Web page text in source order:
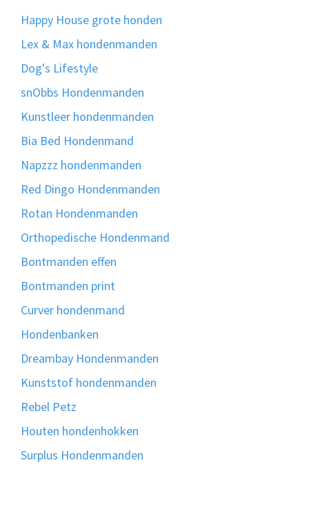
Happy House grote honden
Lex & Max hondenmanden
Dog's Lifestyle
snObbs Hondenmanden
Kunstleer hondenmanden
Bia Bed Hondenmand
Napzzz hondenmanden
Red Dingo Hondenmanden
Rotan Hondenmanden
Orthopedische Hondenmand
Bontmanden effen
Bontmanden print
Curver hondenmand
Hondenbanken
Dreambay Hondenmanden
Kunststof hondenmanden
Rebel Petz
Houten hondenhokken
Surplus Hondenmanden